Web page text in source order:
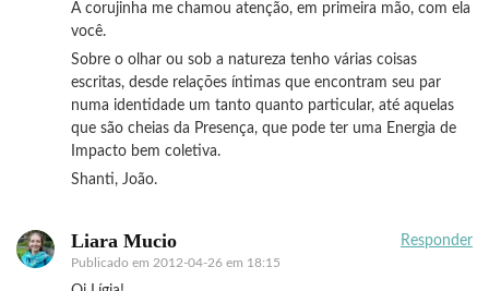
A corujinha me chamou atenção, em primeira mão, com ela
você.
Sobre o olhar ou sob a natureza tenho várias coisas
escritas, desde relações íntimas que encontram seu par
numa identidade um tanto quanto particular, até aquelas
que são cheias da Presença, que pode ter uma Energia de
Impacto bem coletiva.
Shanti, João.
Liara Mucio
Publicado em 2012-04-26 em 18:15
Responder